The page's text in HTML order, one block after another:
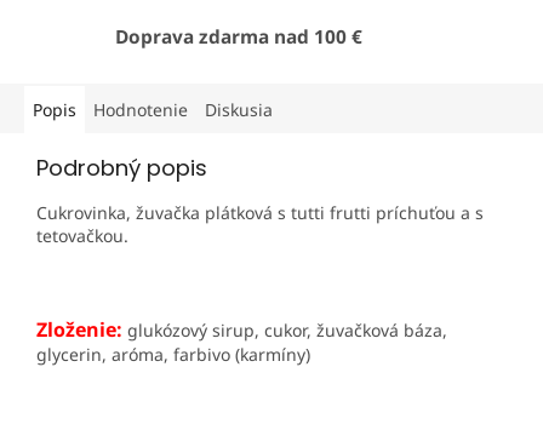
Doprava zdarma nad 100 €
Popis Hodnotenie Diskusia
Podrobný popis
Cukrovinka, žuvačka plátková s tutti frutti príchuťou a s
tetovačkou.
Zloženie: glukózový sirup, cukor, žuvačková báza,
glycerin, aróma, farbivo (karmíny)